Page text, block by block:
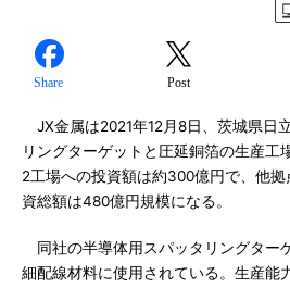
Share Post
JX金属は2021年12月8日、茨城県日
リングターゲットと圧延銅箔の生産工
2工場への投資額は約300億円で、他
資総額は480億円規模になる。
同社の半導体用スパッタリングター
細配線材料に使用されている。生産能